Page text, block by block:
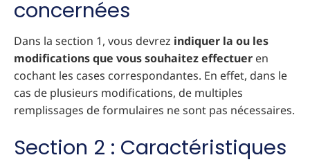
concernées
Dans la section 1, vous devrez indiquer la ou les
modifications que vous souhaitez effectuer en
cochant les cases correspondantes. En effet, dans le
cas de plusieurs modifications, de multiples
remplissages de formulaires ne sont pas nécessaires.
Section 2 : Caractéristiques